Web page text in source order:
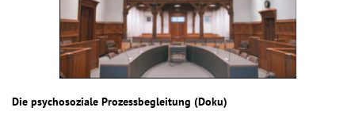
Die psychosoziale Prozessbegleitung (Doku)